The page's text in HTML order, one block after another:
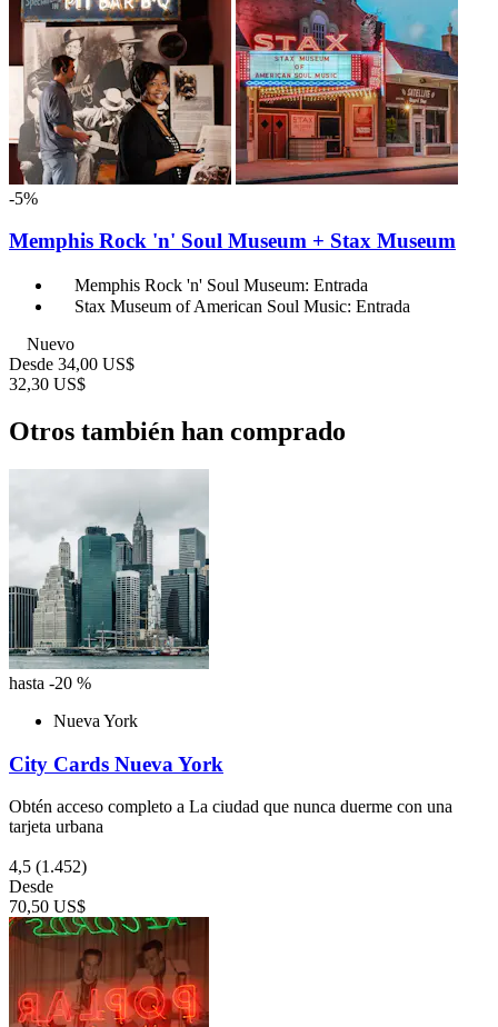
-5%
Memphis Rock 'n' Soul Museum + Stax Museum
Memphis Rock 'n' Soul Museum: Entrada
Stax Museum of American Soul Music: Entrada
Nuevo
Desde 34,00 US$
32,30 US$
Otros también han comprado
hasta -20 %
Nueva York
City Cards Nueva York
Obtén acceso completo a La ciudad que nunca duerme con una
tarjeta urbana
4,5 (1.452)
Desde
70,50 US$